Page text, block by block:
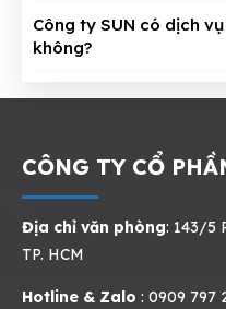
Công ty SUN có dịch
không?
CÔNG TY CỔ
Địa chỉ văn phòng: 143/5
TP. HCM
Hotline & Zalo : 0909 797